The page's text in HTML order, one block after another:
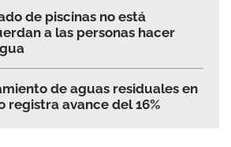
de piscinas no está
a las personas hacer
de aguas residuales en
registra avance del 16%